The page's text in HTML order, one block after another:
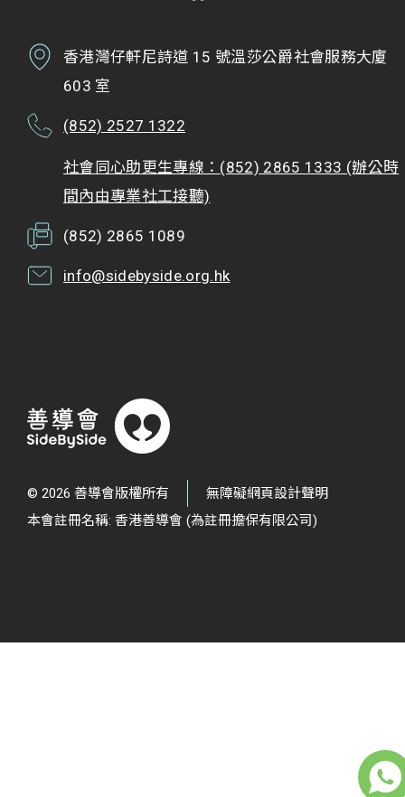
香港灣仔軒尼詩道 15 號溫莎公爵社會服務大廈
603 室
(852) 2527 1322
社會同心助更生專線：(852) 2865 1333 (辦公時
間內由專業社工接聽)
(852) 2865 1089
info@sidebyside.org.hk
© 2026 善導會版權所有
無障礙網頁設計聲明
本會註冊名稱: 香港善導會 (為註冊擔保有限公司)